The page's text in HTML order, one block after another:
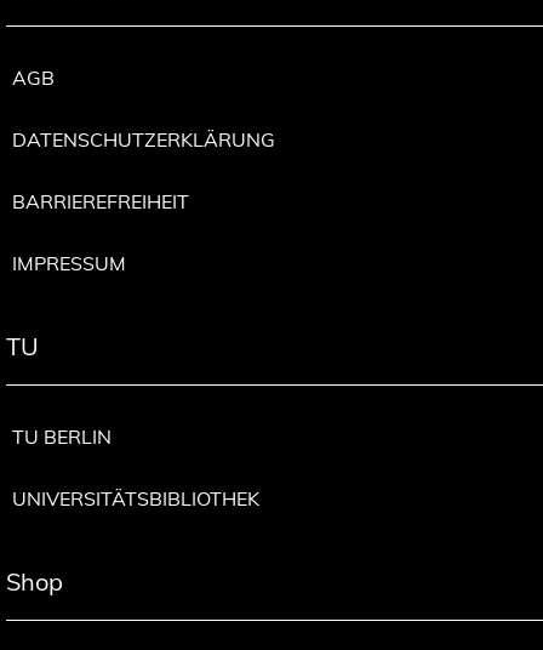
AGB
DATENSCHUTZERKLÄRUNG
BARRIEREFREIHEIT
IMPRESSUM
TU
TU BERLIN
UNIVERSITÄTSBIBLIOTHEK
Shop